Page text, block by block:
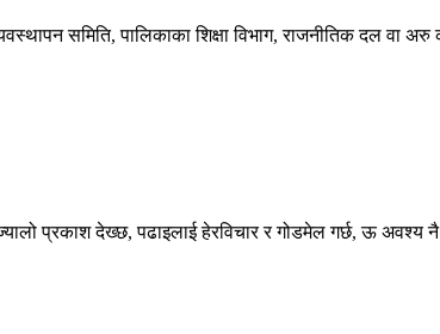
समिति, पालिकाका शिक्षा विभाग, राजनीतिक दल
प्रकाश देख्छ, पढाइलाई हेरविचार र गोडमेल गर्छ, ऊ अवश्य नै